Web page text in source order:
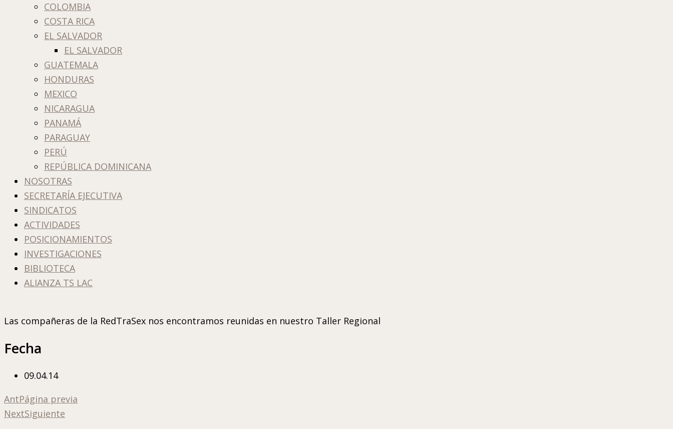
COLOMBIA
COSTA RICA
EL SALVADOR
EL SALVADOR
GUATEMALA
HONDURAS
MEXICO
NICARAGUA
PANAMÁ
PARAGUAY
PERÚ
REPÚBLICA DOMINICANA
NOSOTRAS
SECRETARÍA EJECUTIVA
SINDICATOS
ACTIVIDADES
POSICIONAMIENTOS
INVESTIGACIONES
BIBLIOTECA
ALIANZA TS LAC
Las compañeras de la RedTraSex nos encontramos reunidas en nuestro Taller Regional
Fecha
09.04.14
AntPágina previa
NextSiguiente